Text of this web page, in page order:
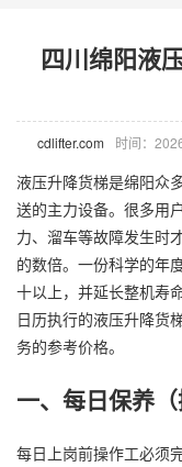
四川绵阳液
cdlifter.com 时间：
液压升降货梯是绵阳众
送的主力设备。很多用
力、溜车等故障发生时
的数倍。一份科学的年
十以上，并延长整机寿
日历执行的液压升降货
务的参考价格。
一、每日保养（
每日上岗前操作工必须